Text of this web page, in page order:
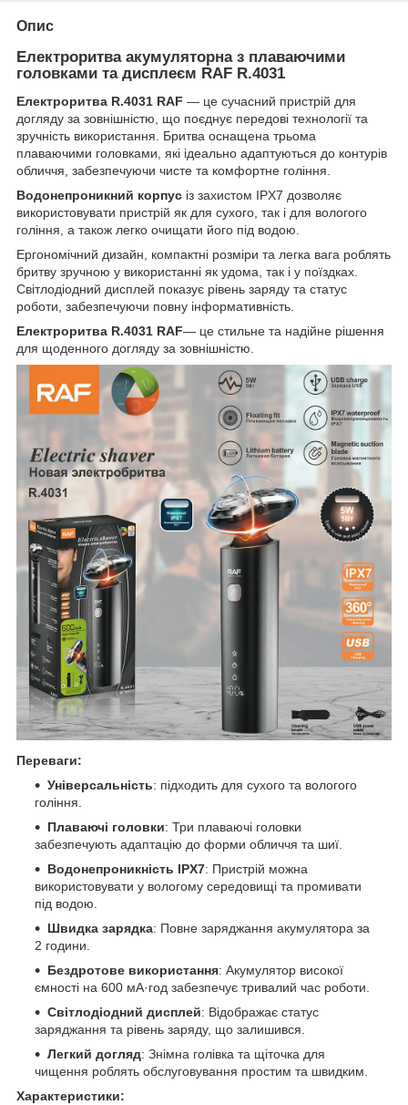
Опис
Електроритва акумуляторна з плаваючими
головками та дисплеєм RAF R.4031
Електроритва R.4031 RAF — це сучасний пристрій для
догляду за зовнішністю, що поєднує передові технології та
зручність використання. Бритва оснащена трьома
плаваючими головками, які ідеально адаптуються до контурів
обличчя, забезпечуючи чисте та комфортне гоління.
Водонепроникний корпус із захистом IPX7 дозволяє
використовувати пристрій як для сухого, так і для вологого
гоління, а також легко очищати його під водою.
Ергономічний дизайн, компактні розміри та легка вага роблять
бритву зручною у використанні як удома, так і у поїздках.
Світлодіодний дисплей показує рівень заряду та статус
роботи, забезпечуючи повну інформативність.
Електроритва R.4031 RAF— це стильне та надійне рішення
для щоденного догляду за зовнішністю.
Переваги:
Універсальність: підходить для сухого та вологого
гоління.
Плаваючі головки: Три плаваючі головки
забезпечують адаптацію до форми обличчя та шиї.
Водонепроникність IPX7: Пристрій можна
використовувати у вологому середовищі та промивати
під водою.
Швидка зарядка: Повне заряджання акумулятора за
2 години.
Бездротове використання: Акумулятор високої
ємності на 600 мА·год забезпечує тривалий час роботи.
Світлодіодний дисплей: Відображає статус
заряджання та рівень заряду, що залишився.
Легкий догляд: Знімна голівка та щіточка для
чищення роблять обслуговування простим та швидким.
Характеристики: